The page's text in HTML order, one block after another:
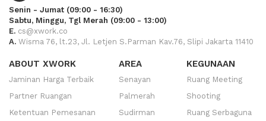
Senin - Jumat (09:00 - 16:30)
Sabtu, Minggu, Tgl Merah (09:00 - 13:00)
E. cs@xwork.co
A. Wisma 76, lt.23, Jl. Letjen S.Parman Kav.76, Slipi Jakarta 11410
ABOUT XWORK
Jaminan Harga Terbaik
Partner Ruangan
Ketentuan Pemesanan
AREA
Senayan
Palmerah
Sudirman
KEGUNAAN
Ruang Meeting
Shooting
Ruang Serbaguna